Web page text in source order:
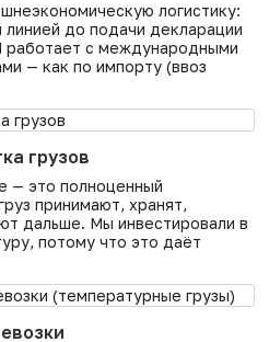
логистику:
до подачи декларации
с международными
— как по импорту (ввоз
даже в пиковые
грузов
— это полноценный
принимают, хранят,
дальше. Мы инвестировали в
потому что это даёт
10 000 м² для сборных